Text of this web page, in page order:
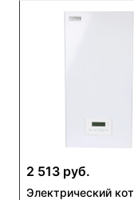
2 513 руб.
Электрический